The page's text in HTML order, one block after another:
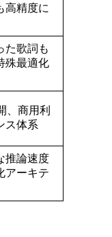
高精度に
た歌詞も
殊最適化
、商用利
ス体系
推論速度
アーキテ